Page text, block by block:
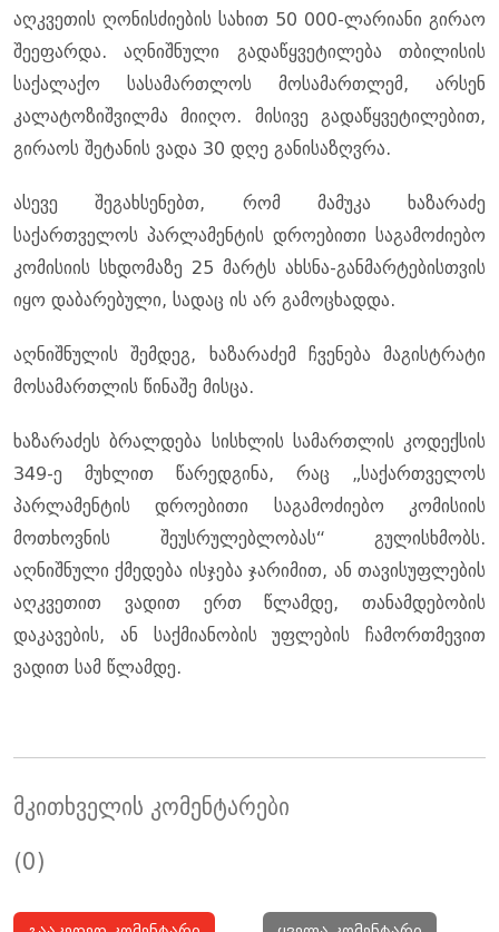
აღკვეთის ღონისძიების სახით 50 000-ლარიანი გირაო
შეეფარდა. აღნიშნული გადაწყვეტილება თბილისის
საქალაქო სასამართლოს მოსამართლემ, არსენ
კალატოზიშვილმა მიიღო. მისივე გადაწყვეტილებით,
გირაოს შეტანის ვადა 30 დღე განისაზღვრა.
ასევე შეგახსენებთ, რომ მამუკა ხაზარაძე
საქართველოს პარლამენტის დროებითი საგამოძიებო
კომისიის სხდომაზე 25 მარტს ახსნა-განმარტებისთვის
იყო დაბარებული, სადაც ის არ გამოცხადდა.
აღნიშნულის შემდეგ, ხაზარაძემ ჩვენება მაგისტრატი
მოსამართლის წინაშე მისცა.
ხაზარაძეს ბრალდება სისხლის სამართლის კოდექსის
349-ე მუხლით წარედგინა, რაც „საქართველოს
პარლამენტის დროებითი საგამოძიებო კომისიის
მოთხოვნის შეუსრულებლობას“ გულისხმობს.
აღნიშნული ქმედება ისჯება ჯარიმით, ან თავისუფლების
აღკვეთით ვადით ერთ წლამდე, თანამდებობის
დაკავების, ან საქმიანობის უფლების ჩამორთმევით
ვადით სამ წლამდე.
მკითხველის კომენტარები
(0)